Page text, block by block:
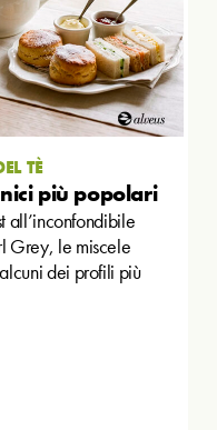
TÈ
più popolari
all’inconfondibile
Grey, le miscele
dei profili più